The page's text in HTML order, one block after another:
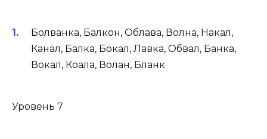
Болванка, Балкон, Облава, Волна, Накал,
Канал, Балка, Бокал, Лавка, Обвал, Банка,
Вокал, Коала, Волан, Бланк
Уровень 7